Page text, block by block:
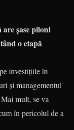
șase piloni
o etapă
investițiile în
și managementul
mult, se va
în pericolul de a